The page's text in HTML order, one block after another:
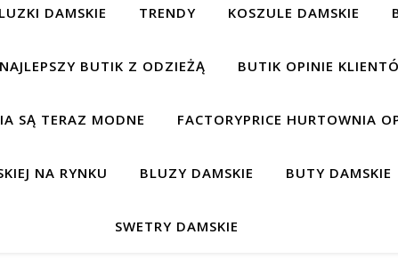
DAMSKIE TRENDY KOSZULE DAMSKIE
NAJLEPSZY BUTIK Z ODZIEŻĄ BUTIK OPINIE
SĄ TERAZ MODNE FACTORYPRICE HURTOWNIA
NA RYNKU BLUZY DAMSKIE BUTY DAMSKIE
SWETRY DAMSKIE